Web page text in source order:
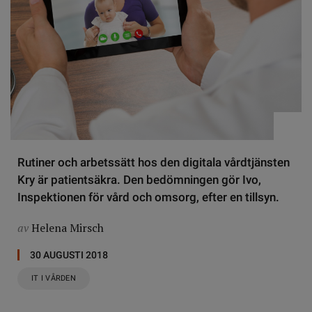
Rutiner och arbetssätt hos den digitala vårdtjänsten
Kry är patientsäkra. Den bedömningen gör Ivo,
Inspektionen för vård och omsorg, efter en tillsyn.
av Helena Mirsch
30 AUGUSTI 2018
IT I VÅRDEN